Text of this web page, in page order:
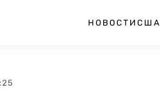
НОВОСТИ США